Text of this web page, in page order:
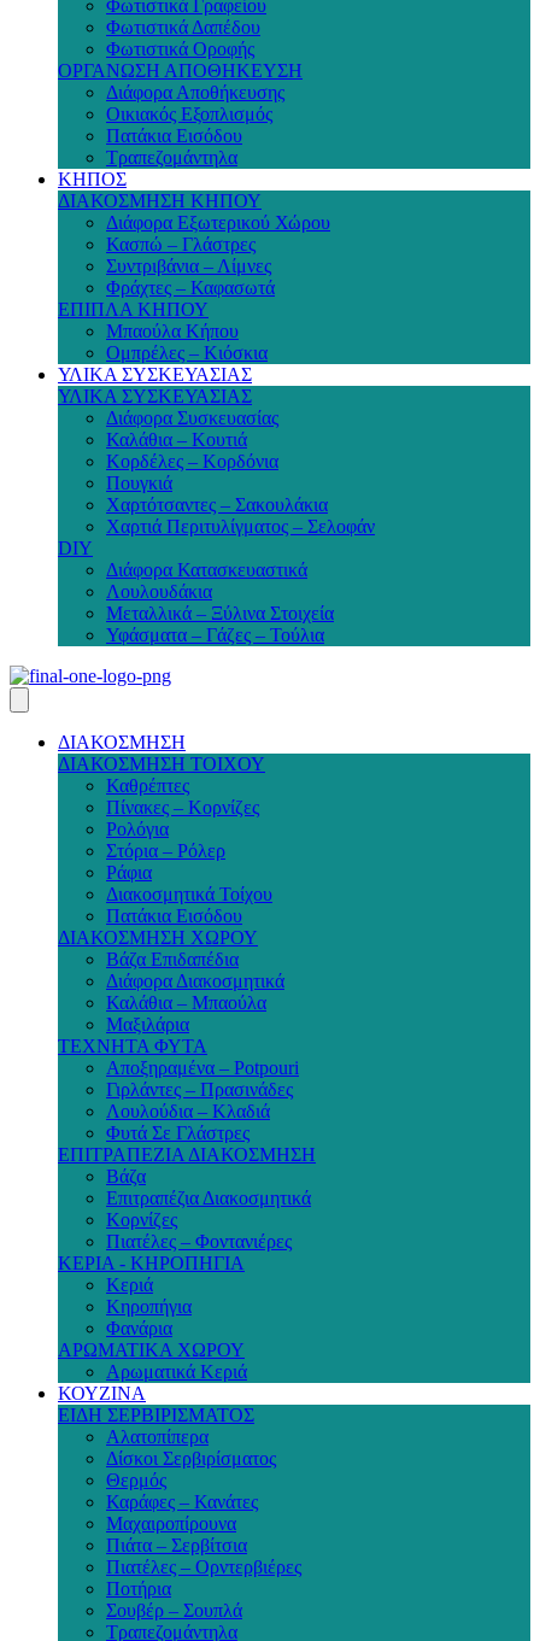
Φωτιστικά Γραφείου
Φωτιστικά Δαπέδου
Φωτιστικά Οροφής
ΟΡΓΑΝΩΣΗ ΑΠΟΘΗΚΕΥΣΗ
Διάφορα Αποθήκευσης
Οικιακός Εξοπλισμός
Πατάκια Εισόδου
Τραπεζομάντηλα
ΚΗΠΟΣ
ΔΙΑΚΟΣΜΗΣΗ ΚΗΠΟΥ
Διάφορα Εξωτερικού Χώρου
Κασπώ – Γλάστρες
Συντριβάνια – Λίμνες
Φράχτες – Καφασωτά
ΕΠΙΠΛΑ ΚΗΠΟΥ
Μπαούλα Κήπου
Ομπρέλες – Κιόσκια
ΥΛΙΚΑ ΣΥΣΚΕΥΑΣΙΑΣ
ΥΛΙΚΑ ΣΥΣΚΕΥΑΣΙΑΣ
Διάφορα Συσκευασίας
Καλάθια – Κουτιά
Κορδέλες – Κορδόνια
Πουγκιά
Χαρτότσαντες – Σακουλάκια
Χαρτιά Περιτυλίγματος – Σελοφάν
DIY
Διάφορα Κατασκευαστικά
Λουλουδάκια
Μεταλλικά – Ξύλινα Στοιχεία
Υφάσματα – Γάζες – Τούλια
ΔΙΑΚΟΣΜΗΣΗ
ΔΙΑΚΟΣΜΗΣΗ ΤΟΙΧΟΥ
Καθρέπτες
Πίνακες – Κορνίζες
Ρολόγια
Στόρια – Ρόλερ
Ράφια
Διακοσμητικά Τοίχου
Πατάκια Εισόδου
ΔΙΑΚΟΣΜΗΣΗ ΧΩΡΟΥ
Βάζα Επιδαπέδια
Διάφορα Διακοσμητικά
Καλάθια – Μπαούλα
Μαξιλάρια
ΤΕΧΝΗΤΑ ΦΥΤΑ
Αποξηραμένα – Potpouri
Γιρλάντες – Πρασινάδες
Λουλούδια – Κλαδιά
Φυτά Σε Γλάστρες
ΕΠΙΤΡΑΠΕΖΙΑ ΔΙΑΚΟΣΜΗΣΗ
Βάζα
Επιτραπέζια Διακοσμητικά
Κορνίζες
Πιατέλες – Φοντανιέρες
ΚΕΡΙΑ - ΚΗΡΟΠΗΓΙΑ
Κεριά
Κηροπήγια
Φανάρια
ΑΡΩΜΑΤΙΚΑ ΧΩΡΟΥ
Αρωματικά Κεριά
ΚΟΥΖΙΝΑ
ΕΙΔΗ ΣΕΡΒΙΡΙΣΜΑΤΟΣ
Αλατοπίπερα
Δίσκοι Σερβιρίσματος
Θερμός
Καράφες – Κανάτες
Μαχαιροπίρουνα
Πιάτα – Σερβίτσια
Πιατέλες – Ορντερβιέρες
Ποτήρια
Σουβέρ – Σουπλά
Τραπεζομάντηλα